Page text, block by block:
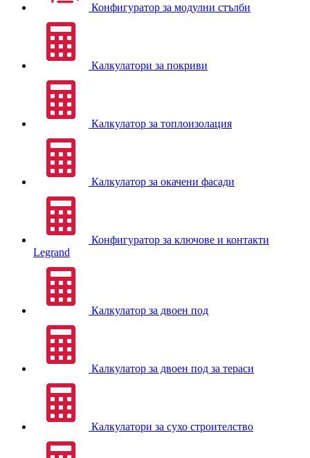
Конфигуратор за модулни стълби
Калкулатори за покриви
Калкулатор за топлоизолация
Калкулатор за окачени фасади
Конфигуратор за ключове и контакти
Legrand
Калкулатор за двоен под
Калкулатор за двоен под за тераси
Калкулатори за сухо строителство